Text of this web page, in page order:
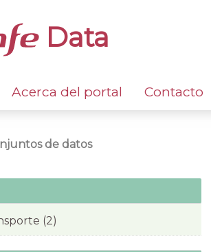
Data
Acerca del portal Contacto
de datos
(2)